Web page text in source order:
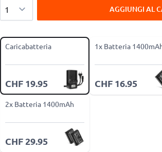
AGGIUNGI AL
Caricabatteria
CHF 19.95
1x Batteria
CHF 16.95
2x Batteria 1400mAh
CHF 29.95